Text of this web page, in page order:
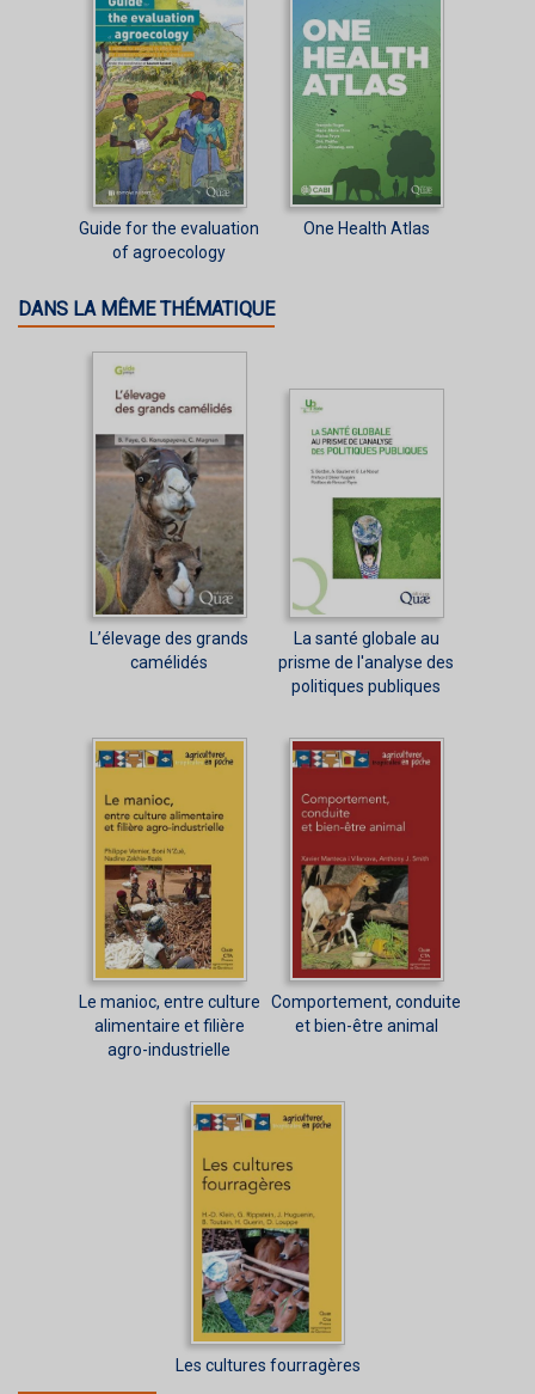
Guide for the evaluation
of agroecology
One Health Atlas
DANS LA MÊME THÉMATIQUE
L’élevage des grands
camélidés
La santé globale au
prisme de l'analyse des
politiques publiques
Le manioc, entre culture
alimentaire et filière
agro-industrielle
Comportement, conduite
et bien-être animal
Les cultures fourragères